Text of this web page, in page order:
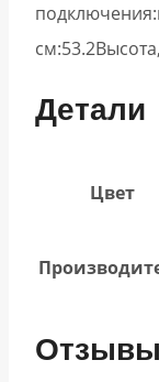
Детали
Цвет
Отзывы